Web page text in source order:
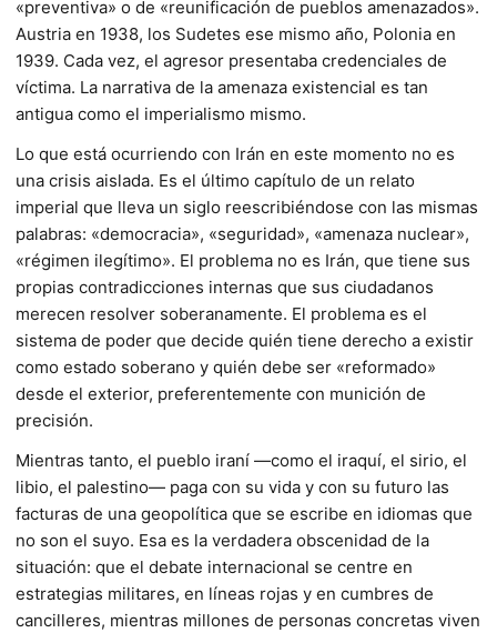
«preventiva» o de «reunificación de pueblos amenazados».
Austria en 1938, los Sudetes ese mismo año, Polonia en
1939. Cada vez, el agresor presentaba credenciales de
víctima. La narrativa de la amenaza existencial es tan
antigua como el imperialismo mismo.
Lo que está ocurriendo con Irán en este momento no es
una crisis aislada. Es el último capítulo de un relato
imperial que lleva un siglo reescribiéndose con las mismas
palabras: «democracia», «seguridad», «amenaza nuclear»,
«régimen ilegítimo». El problema no es Irán, que tiene sus
propias contradicciones internas que sus ciudadanos
merecen resolver soberanamente. El problema es el
sistema de poder que decide quién tiene derecho a existir
como estado soberano y quién debe ser «reformado»
desde el exterior, preferentemente con munición de
precisión.
Mientras tanto, el pueblo iraní —como el iraquí, el sirio, el
libio, el palestino— paga con su vida y con su futuro las
facturas de una geopolítica que se escribe en idiomas que
no son el suyo. Esa es la verdadera obscenidad de la
situación: que el debate internacional se centre en
estrategias militares, en líneas rojas y en cumbres de
cancilleres, mientras millones de personas concretas viven